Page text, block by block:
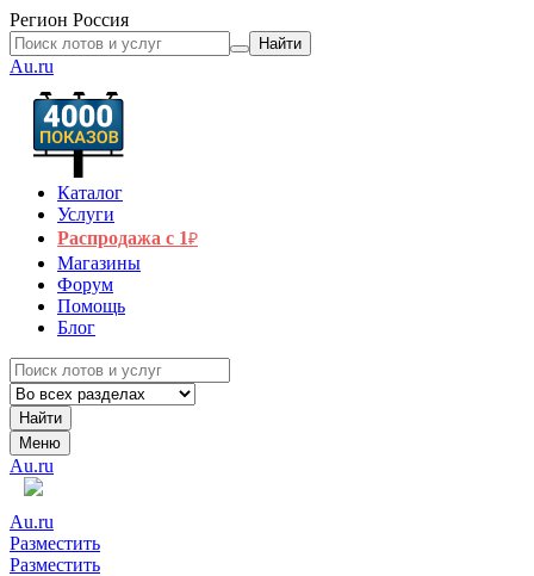
Регион Россия
Найти
Au.ru
Каталог
Услуги
Распродажа с 1₽
Магазины
Форум
Помощь
Блог
Найти
Меню
Au.ru
Au.ru
Разместить
Разместить